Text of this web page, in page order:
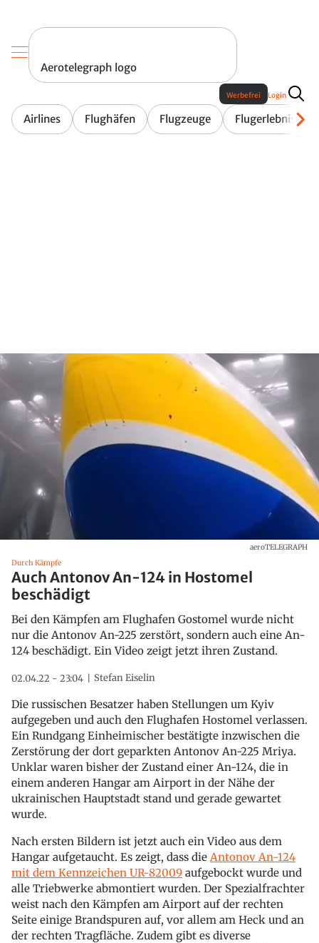
Aerotelegraph logo
Airlines Flughäfen Flugzeuge Flugerlebnis
Werbefrei Login
aeroTELEGRAPH
Durch Kämpfe
Auch Antonov An-124 in Hostomel
beschädigt
Bei den Kämpfen am Flughafen Gostomel wurde nicht
nur die Antonov An-225 zerstört, sondern auch eine An-
124 beschädigt. Ein Video zeigt jetzt ihren Zustand.
02.04.22 - 23:04 Stefan Eiselin
Die russischen Besatzer haben Stellungen um Kyiv
aufgegeben und auch den Flughafen Hostomel verlassen.
Ein Rundgang Einheimischer bestätigte inzwischen die
Zerstörung der dort geparkten Antonov An-225 Mriya.
Unklar waren bisher der Zustand einer An-124, die in
einem anderen Hangar am Airport in der Nähe der
ukrainischen Hauptstadt stand und gerade gewartet
wurde.
Nach ersten Bildern ist jetzt auch ein Video aus dem
Hangar aufgetaucht. Es zeigt, dass die Antonov An-124
mit dem Kennzeichen UR-82009 aufgebockt wurde und
alle Triebwerke abmontiert wurden. Der Spezialfrachter
weist nach den Kämpfen am Airport auf der rechten
Seite einige Brandspuren auf, vor allem am Heck und an
der rechten Tragfläche. Zudem gibt es diverse